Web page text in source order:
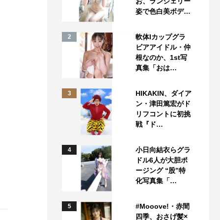
姿で色白美ボデ…
2
軟体Iカップグラ
ビアアイドル・仲
根なのか、1st写
真集「おは…
3
HIKAKIN、ダイア
ン・津田篤宏がド
リフコントに初挑
戦『ド…
4
小日向結衣らグラ
ドル6人が大胆ポ
ージング “股”特
化写真集「…
5
#Mooove!・赤間
四季、おさげ髪×